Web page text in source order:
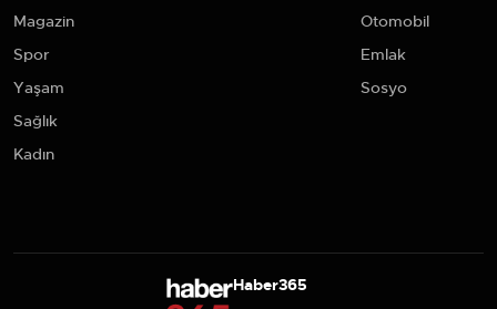
Magazin
Spor
Yaşam
Sağlık
Kadın
Otomobil
Emlak
Sosyo
Haber365